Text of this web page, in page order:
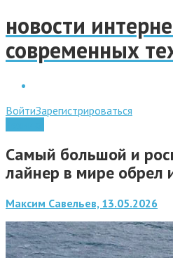
новости
современных
ВойтиЗарегистрироваться
Самый большой и
лайнер в мире обрел
Максим Савельев, 13.05.2026